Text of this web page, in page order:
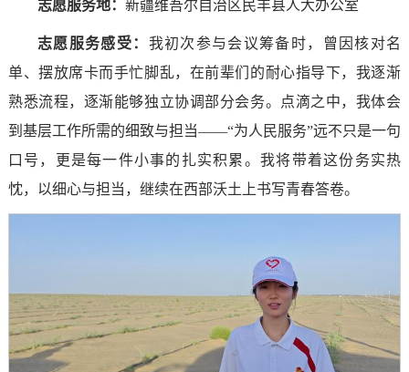
志愿服务地： 新疆维吾尔自治区民丰县人大办公室
志愿服务感受 ： 我初次参与会议筹备时，曾因核对名
单、摆放席卡而手忙脚乱，在前辈们的耐心指导下，我逐渐
熟悉流程，逐渐能够独立协调部分会务。点滴之中，我体会
到基层工作所需的细致与担当——“为人民服务”远不只是一句
口号，更是每一件小事的扎实积累。我将带着这份务实热
忱，以细心与担当，继续在西部沃土上书写青春答卷。